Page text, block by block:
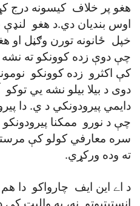
هغو پر خلاف کيسونه درج
اوس بنديان دي.د هغو لنډې
خپل ځانونه تورن وګڼل او
چې دوې زده کوونکو ته
کې اکثرو زده کوونکو
دوی د بيلا بيلو نشه يي
دايمي پيرودونکي د ي. دا
چې د نورو ممکنا
سره معارفي کولو کې
ته وده ورکړي.